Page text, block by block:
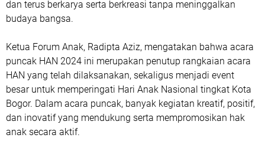
dan terus berkarya serta berkreasi tanpa meninggalkan
budaya bangsa.
Ketua Forum Anak, Radipta Aziz, mengatakan bahwa acara
puncak HAN 2024 ini merupakan penutup rangkaian acara
HAN yang telah dilaksanakan, sekaligus menjadi event
besar untuk memperingati Hari Anak Nasional tingkat Kota
Bogor. Dalam acara puncak, banyak kegiatan kreatif, positif,
dan inovatif yang mendukung serta mempromosikan hak
anak secara aktif.